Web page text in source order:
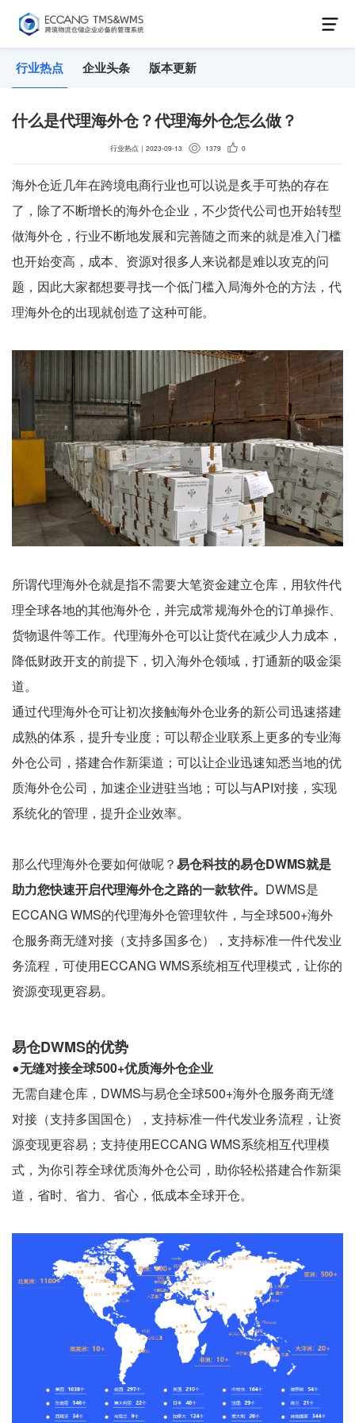
行业热点 企业头条 版本更新
什么是代理海外仓？代理海外仓怎么做？
行业热点 ｜ 2023-09-13 1379 0
海外仓近几年在跨境电商行业也可以说是炙手可热的存在
了，除了不断增长的海外仓企业，不少货代公司也开始转型
做海外仓，行业不断地发展和完善随之而来的就是准入门槛
也开始变高，成本、资源对很多人来说都是难以攻克的问
题，因此大家都想要寻找一个低门槛入局海外仓的方法，代
理海外仓的出现就创造了这种可能。
所谓代理海外仓就是指不需要大笔资金建立仓库，用软件代
理全球各地的其他海外仓，并完成常规海外仓的订单操作、
货物退件等工作。代理海外仓可以让货代在减少人力成本，
降低财政开支的前提下，切入海外仓领域，打通新的吸金渠
道。
通过代理海外仓可让初次接触海外仓业务的新公司迅速搭建
成熟的体系，提升专业度；可以帮企业联系上更多的专业海
外仓公司，搭建合作新渠道；可以让企业迅速知悉当地的优
质海外仓公司，加速企业进驻当地；可以与API对接，实现
系统化的管理，提升企业效率。
那么代理海外仓要如何做呢？易仓科技的易仓DWMS就是
助力您快速开启代理海外仓之路的一款软件。 DWMS是
ECCANG WMS的代理海外仓管理软件，与全球500+海外
仓服务商无缝对接（支持多国多仓），支持标准一件代发业
务流程，可使用ECCANG WMS系统相互代理模式，让你的
资源变现更容易。
易仓DWMS的优势
●无缝对接全球500+优质海外仓企业
无需自建仓库，DWMS与易仓全球500+海外仓服务商无缝
对接（支持多国国仓），支持标准一件代发业务流程，让资
源变现更容易；支持使用ECCANG WMS系统相互代理模
式，为你引荐全球优质海外仓公司，助你轻松搭建合作新渠
道，省时、省力、省心，低成本全球开仓。